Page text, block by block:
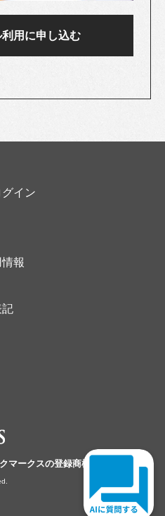
利用に申し込む
イン
報
記
マークスの登録商標です。